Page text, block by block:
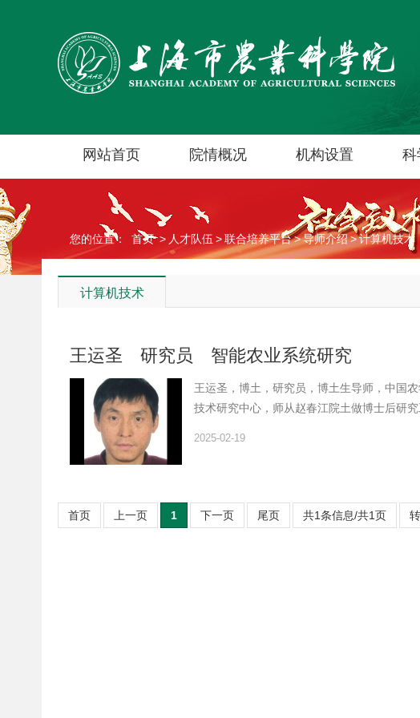
网站首页 院情概况 机构设置 科
您的位置： 首页> 人才队伍 >联合培养平台>导师介绍>计算机技术
计算机技术
王运圣 研究员 智能农业系统研究
王运圣，博土，研究员，博土生导师，中国
技术研究中心，师从赵春江院土做博士后研
2025-02-19
首页 上一页 1 下一页 尾页 共1条信息/共1页